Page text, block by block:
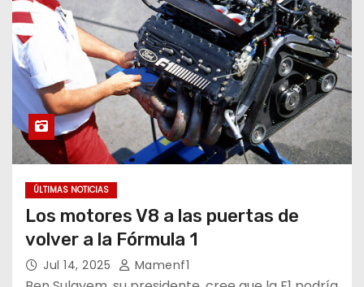
ÚLTIMAS NOTICIAS
Los motores V8 a las puertas de
volver a la Fórmula 1
Jul 14, 2025 Mamenf1